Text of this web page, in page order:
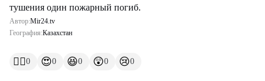
тушения один пожарный погиб.
Автор:Mir24.tv
География:Казахстан
👍🏻0 😍0 😆0 😲0 😢0